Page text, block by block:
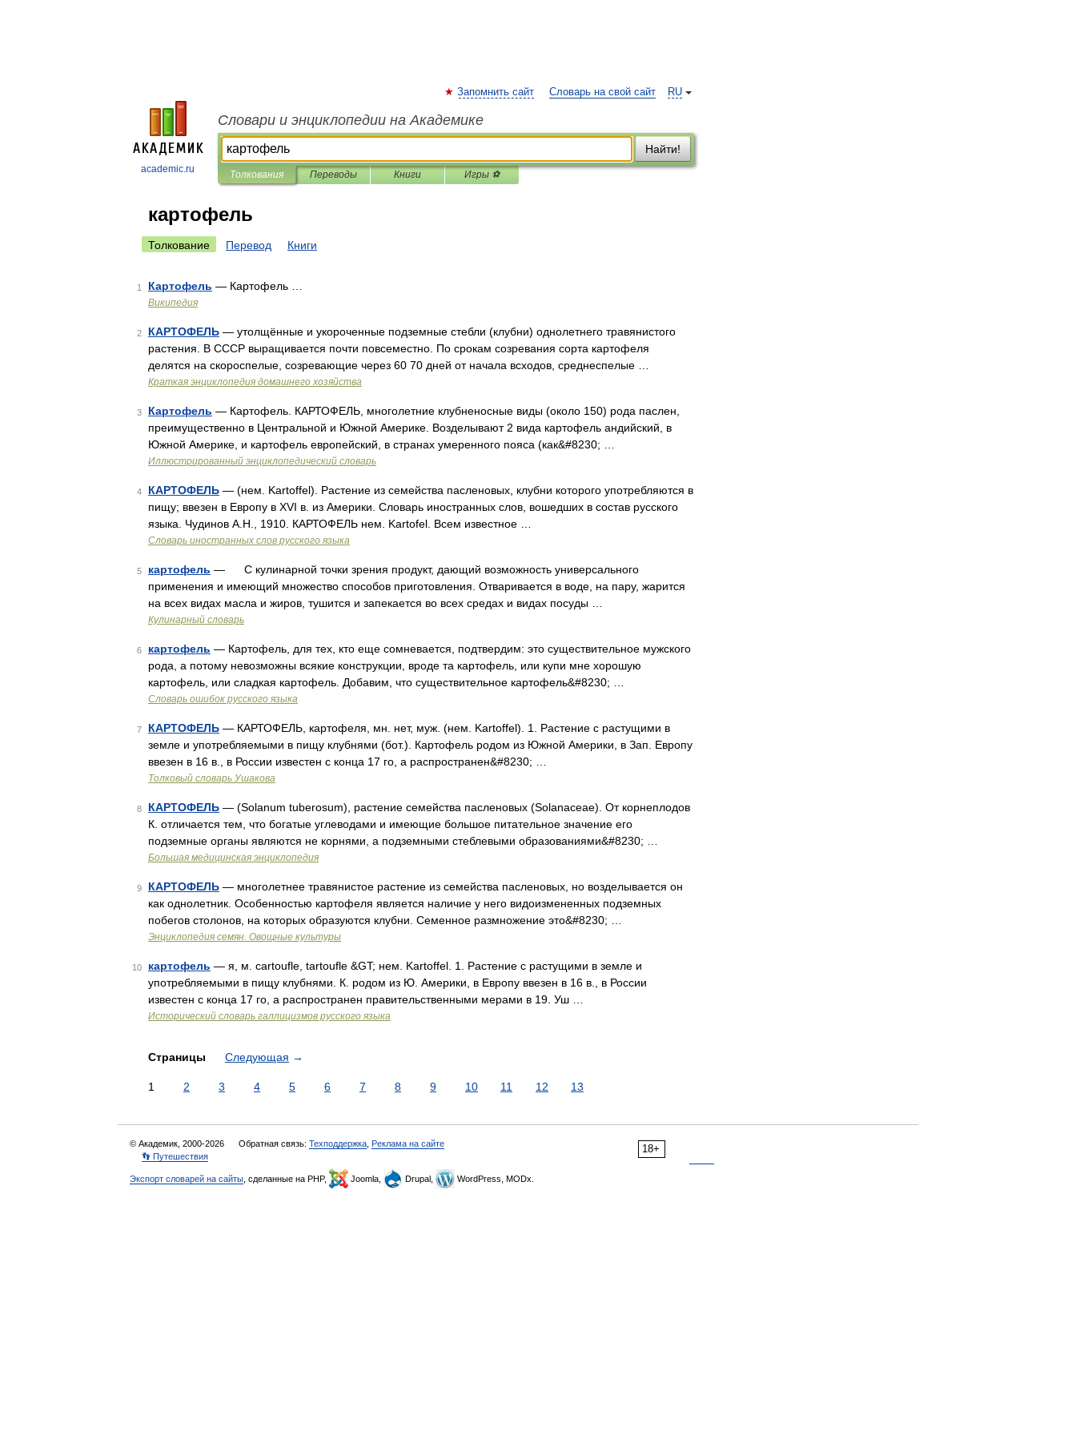
academic.ru
RU
Запомнить сайт Словарь на свой сайт
Словари и энциклопедии на Академике
Найти!
Толкования Переводы Книги Игры ⚽
картофель
Толкование Перевод Книги
1 Картофель — Картофель …
Википедия
2 КАРТОФЕЛЬ — утолщённые и укороченные подземные стебли (клубни) однолетнего травянистого
растения. В СССР выращивается почти повсеместно. По срокам созревания сорта картофеля
делятся на скороспелые, созревающие через 60 70 дней от начала всходов, среднеспелые …
Краткая энциклопедия домашнего хозяйства
3 Картофель — Картофель. КАРТОФЕЛЬ, многолетние клубненосные виды (около 150) рода паслен,
преимущественно в Центральной и Южной Америке. Возделывают 2 вида картофель андийский, в
Южной Америке, и картофель европейский, в странах умеренного пояса (как&#8230; …
Иллюстрированный энциклопедический словарь
4 КАРТОФЕЛЬ — (нем. Kartoffel). Растение из семейства пасленовых, клубни которого употребляются в
пищу; ввезен в Европу в XVI в. из Америки. Словарь иностранных слов, вошедших в состав русского
языка. Чудинов А.Н., 1910. КАРТОФЕЛЬ нем. Kartofel. Всем известное …
Словарь иностранных слов русского языка
5 картофель — С кулинарной точки зрения продукт, дающий возможность универсального
применения и имеющий множество способов приготовления. Отваривается в воде, на пару, жарится
на всех видах масла и жиров, тушится и запекается во всех средах и видах посуды …
Кулинарный словарь
6 картофель — Картофель, для тех, кто еще сомневается, подтвердим: это существительное мужского
рода, а потому невозможны всякие конструкции, вроде та картофель, или купи мне хорошую
картофель, или сладкая картофель. Добавим, что существительное картофель&#8230; …
Словарь ошибок русского языка
7 КАРТОФЕЛЬ — КАРТОФЕЛЬ, картофеля, мн. нет, муж. (нем. Kartoffel). 1. Растение с растущими в
земле и употребляемыми в пищу клубнями (бот.). Картофель родом из Южной Америки, в Зап. Европу
ввезен в 16 в., в России известен с конца 17 го, а распространен&#8230; …
Толковый словарь Ушакова
8 КАРТОФЕЛЬ — (Solanum tuberosum), растение семейства пасленовых (Solanaceae). От корнеплодов
К. отличается тем, что богатые углеводами и имеющие большое питательное значение его
подземные органы являются не корнями, а подземными стеблевыми образованиями&#8230; …
Большая медицинская энциклопедия
9 КАРТОФЕЛЬ — многолетнее травянистое растение из семейства пасленовых, но возделывается он
как однолетник. Особенностью картофеля является наличие у него видоизмененных подземных
побегов столонов, на которых образуются клубни. Семенное размножение это&#8230; …
Энциклопедия семян. Овощные культуры
10 картофель — я, м. cartoufle, tartoufle &GT; нем. Kartoffel. 1. Растение с растущими в земле и
употребляемыми в пищу клубнями. К. родом из Ю. Америки, в Европу ввезен в 16 в., в России
известен с конца 17 го, а распространен правительственными мерами в 19. Уш …
Исторический словарь галлицизмов русского языка
Страницы Следующая →
1 2 3 4 5 6 7 8 9 10 11 12 13
18+
© Академик, 2000-2026 Обратная связь: Техподдержка Реклама на сайте
👣 Путешествия
Экспорт словарей на сайты , сделанные на PHP, Joomla, Drupal, WordPress, MODx.